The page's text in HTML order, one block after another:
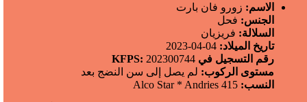
الاسم: زورو فان بارت
الجنس: فحل
السلالة: فريزيان
تاريخ الميلاد:
رقم التسجيل في KFPS: 202300744
مستوى الركوب: لم يصل إلى سن النضج بعد
النسب: